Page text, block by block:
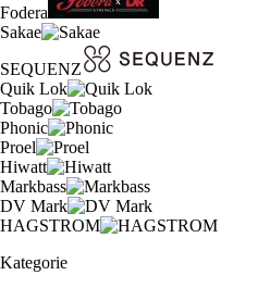
Fodera
Sakae
SEQUENZ
Quik Lok
Tobago
Phonic
Proel
Hiwatt
Markbass
DV Mark
HAGSTROM
Kategorie